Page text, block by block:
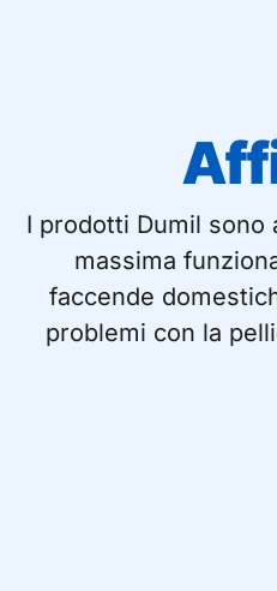
I prodotti Dumil sono
massima
faccende
problemi con la